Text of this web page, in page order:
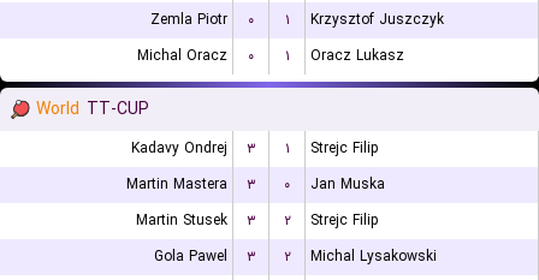
Zemla Piotr
۰ ۱
Krzysztof Juszczyk
Michal Oracz
۰ ۱ Oracz Lukasz
World TT-CUP
Kadavy Ondrej ۳ ۱
Strejc Filip
Martin Mastera
۳ ۰
Jan Muska
Martin Stusek
۳ ۲
Strejc Filip
Gola Pawel
۳ ۲
Michal Lysakowski